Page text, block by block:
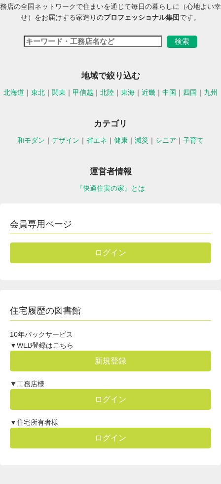
務店の全国ネットワークで住まいを通じて毎日の暮らしに（心地よい幸
せ）をお届けする家造りのプロフェッショナル集団です。
地域で絞り込む
北海道 ｜ 東北 ｜ 関東 ｜ 甲信越 ｜ 北陸 ｜ 東海 ｜ 近畿 ｜ 中国 ｜ 四国 ｜ 九州
カテゴリ
和モダン ｜ デザイン ｜ 省エネ ｜ 健康 ｜ 減災 ｜ シニア ｜ 子育て
運営者情報
『快適住実の家』とは
会員専用ページ
ログイン
住宅履歴の図書館
10年パックサービス
▼WEB登録はこちら
新規登録
▼工務店様
ログイン
▼住宅所有者様
ログイン